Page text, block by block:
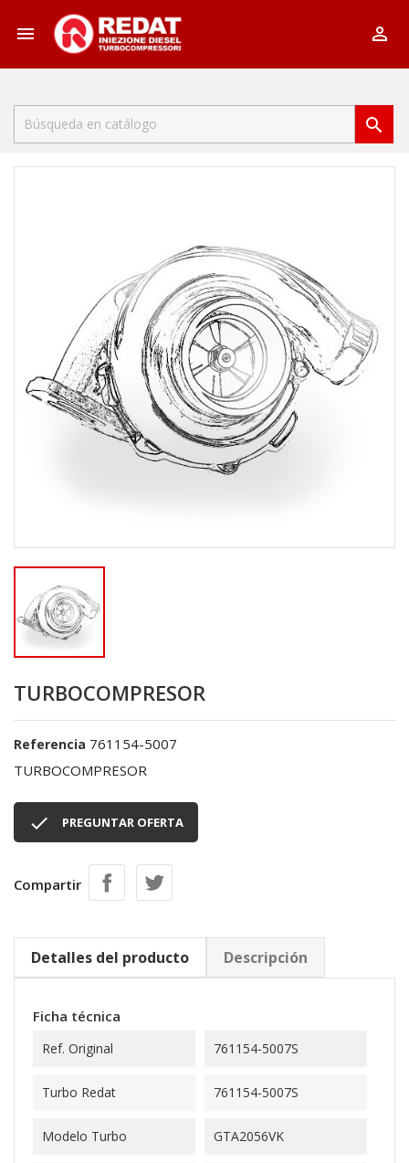
 

TURBOCOMPRESOR
Referencia 761154-5007
TURBOCOMPRESOR
 PREGUNTAR OFERTA
Compartir
Detalles del producto Descripción
Ficha técnica
Ref. Original 761154-5007S
Turbo Redat 761154-5007S
Modelo Turbo GTA2056VK